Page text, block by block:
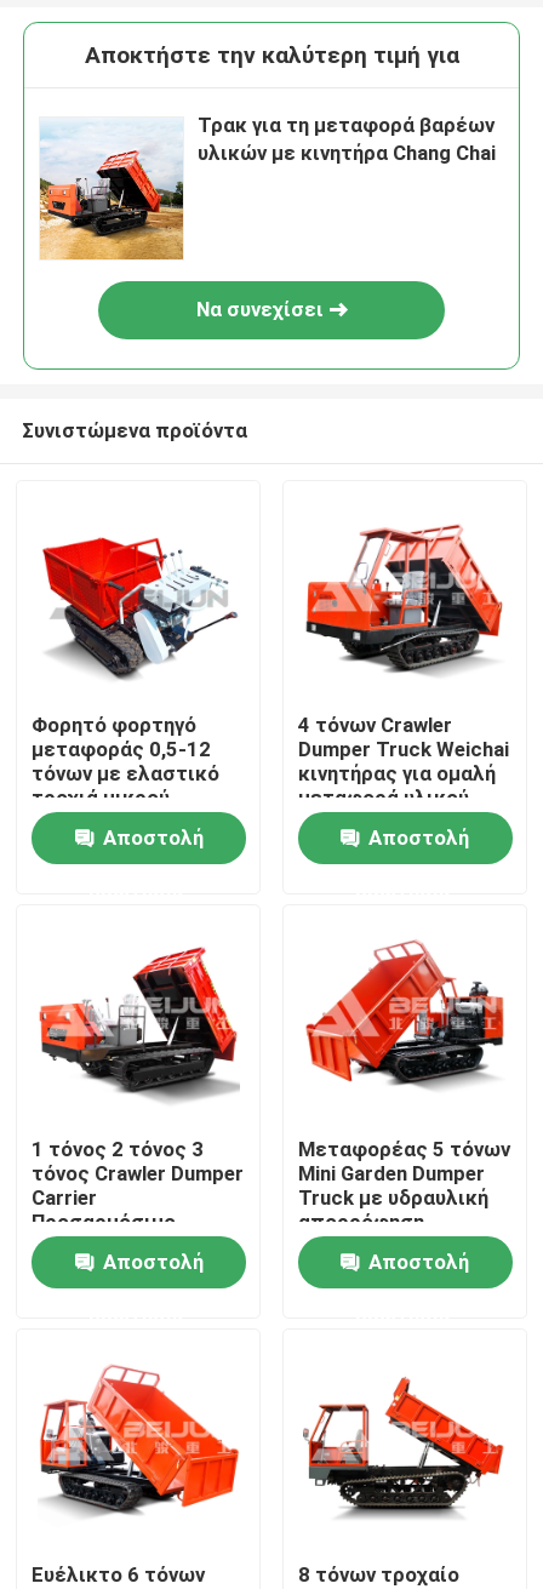
Σχετικά με εμάς
Επαφές
Βίντεο
Υπόγειο φορτηγό απορρίψεων
Υπόγειο αρθρωμένο φορτηγό
Τροχόφορο-καθαριστήρα
Ανύψωση με ψαλίδι τροχών
Αποκτήστε την καλύτερη τιμή για
Τρακ για τη μεταφορά βαρέων
υλικών με κινητήρα Chang Chai
Να συνεχίσει
Συνιστώμενα προϊόντα
Φορητό φορτηγό
μεταφοράς 0,5-12
τόνων με ελαστικό
τροχιά μικρού
μεγέθους Mini Crawler
φορτηγό μεταφοράς
Αποστολή
4 τόνων Crawler
Dumper Truck Weichai
κινητήρας για ομαλή
μεταφορά υλικού
Αποστολή
1 τόνος 2 τόνος 3
τόνος Crawler Dumper
Carrier
Προσαρμόσιμο
φορητό πετρέλαιο
ντίζελ προς πώληση
Αποστολή
Μεταφορέας 5 τόνων
Mini Garden Dumper
Truck με υδραυλική
απορρόφηση
Αποστολή
Ευέλικτο 6 τόνων
8 τόνων τροχαίο